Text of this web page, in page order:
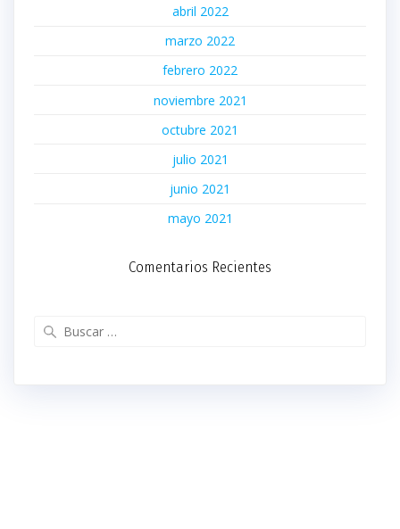
abril 2022
marzo 2022
febrero 2022
noviembre 2021
octubre 2021
julio 2021
junio 2021
mayo 2021
Comentarios Recientes